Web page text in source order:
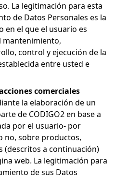
La legitimación para esta
de Datos Personales es la
en el que el usuario es
mantenimiento,
control y ejecución de la
entre usted e
comerciales
la elaboración de un
de CODIGO2 en base a
por el usuario- por
no, sobre productos,
(descritos a continuación)
web. La legitimación para
de sus Datos